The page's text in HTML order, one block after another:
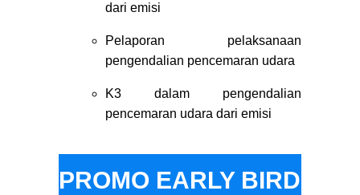
dari emisi
Pelaporan pelaksanaan
pengendalian pencemaran udara
K3 dalam pengendalian
pencemaran udara dari emisi
PROMO EARLY BIRD